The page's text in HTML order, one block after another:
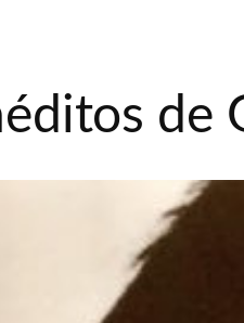
de